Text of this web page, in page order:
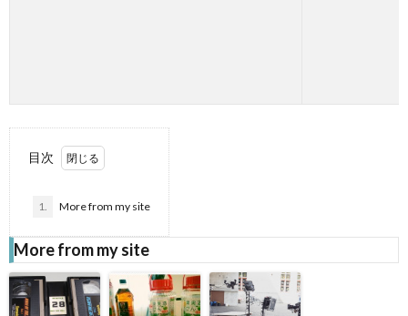
目次
1. More from my site
More from my site